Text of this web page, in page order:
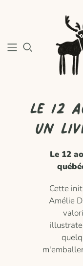
Le 12
un
Le 12
Cette
Amélie